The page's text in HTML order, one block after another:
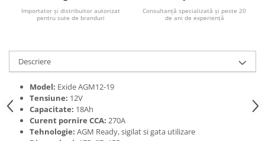
Pachete sisteme fotovoltaice
Statii de incarcare vehicule
Statii de incarcare
Cabluri de incarcare vehicule
electrice
Prize de incarcare vehicule
electrice
Accesorii
Importator și distribuitor autorizat
pentru sute de branduri
Consultanță specializată și peste 20
de ani de experiență
Descriere
Model: Exide AGM12-19
Tensiune: 12V
Capacitate: 18Ah
Curent pornire CCA: 270A
Tehnologie: AGM Ready, sigilat si gata utilizare